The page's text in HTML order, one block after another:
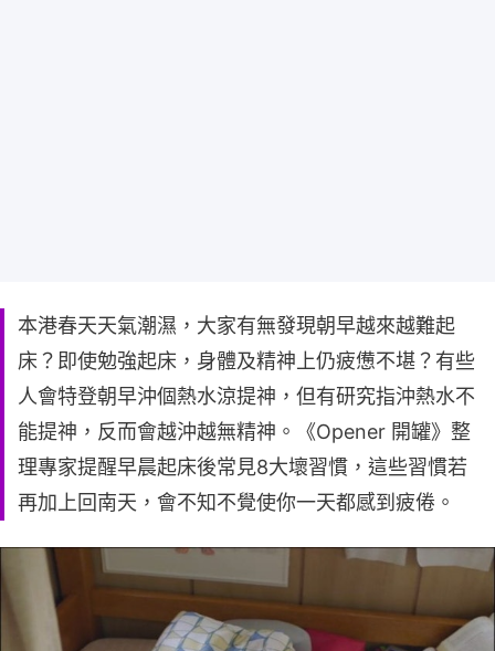
本港春天天氣潮濕，大家有無發現朝早越來越難起
床？即使勉強起床，身體及精神上仍疲憊不堪？有些
人會特登朝早沖個熱水涼提神，但有研究指沖熱水不
能提神，反而會越沖越無精神。《Opener 開罐》整
理專家提醒早晨起床後常見8大壞習慣，這些習慣若
再加上回南天，會不知不覺使你一天都感到疲倦。